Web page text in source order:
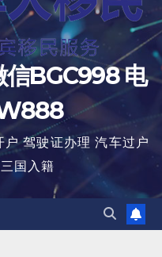
信BGC998 电
驾驶证办理 汽车过户
国入籍